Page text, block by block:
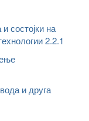
состојки на
2.2.1
и друга